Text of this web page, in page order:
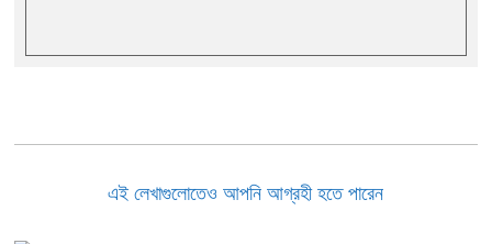
এই লেখাগুলোতেও আপনি আগ্রহী হতে পারেন